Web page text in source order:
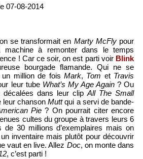
07-08-2014
se transformait en Marty McFlypour
à remonter dans le temps
! Car ce soir, on est parti voir Blink
bourgade flamande. Qui ne se
million de fois Mark, Tom et Travis
leur tube What’s My Age Again? Ou
décalées dans leur clipAll The Small
leur chansonMuttqui a servi de bande-
Pie ? On pourrait citer encore
cultes du groupe à travers leurs 6
30 millions d’exemplaires mais on
inventaire mais plutôt pour découvrir
vaut en live. Allez Doc, on monte dans
, c’est parti !